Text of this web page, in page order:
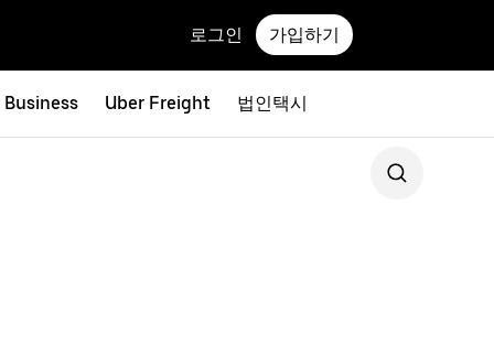
로그인 가입하기
Uber Freight 법인택시